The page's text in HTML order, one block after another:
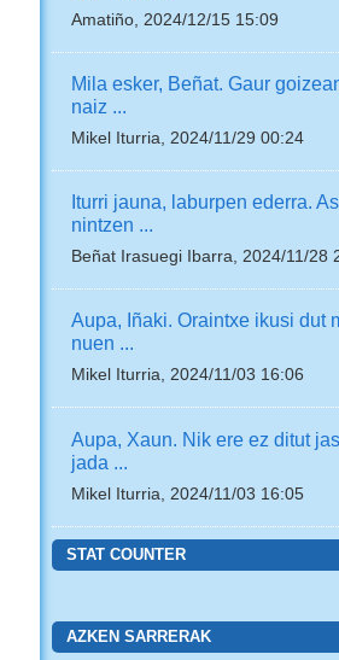
Amatiño, 2024/12/15 15:09
Mila esker, Beñat. Gaur
naiz ...
Mikel Iturria, 2024/11/29 00:24
Iturri jauna, laburpen ederra.
nintzen ...
Beñat Irasuegi Ibarra, 2024/11/28
Aupa, Iñaki. Oraintxe ikusi dut
nuen ...
Mikel Iturria, 2024/11/03 16:06
Aupa, Xaun. Nik ere ez ditut
jada ...
Mikel Iturria, 2024/11/03 16:05
STAT COUNTER
AZKEN SARRERAK